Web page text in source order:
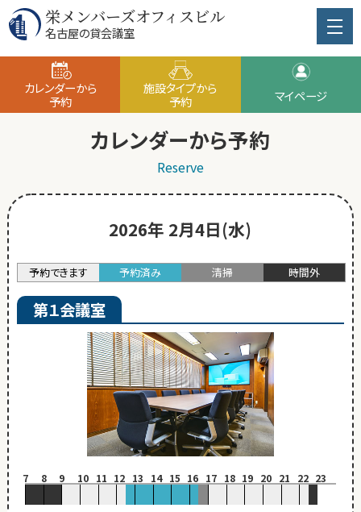
栄メンバーズオフィスビル
名古屋の貸会議室
カレンダーから
予約
施設タイプから
予約
マイページ
カレンダーから予約
Reserve
2026年 2月4日(水)
予約できます 予約済み 清掃 時間外
第１会議室
7 8 9 10 11 12 13 14 15 16 17 18 19 20 21 22 23